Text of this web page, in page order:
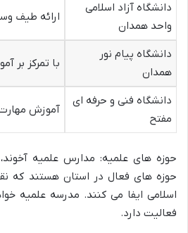
دانشگاه آزاد اسلامی
واحد همدان
ارائه طیف
دانشگاه پیام نور
همدان
با تمرکز بر
دانشگاه فنی و حرفه ای
مفتح
آموزش
حوزه های علمیه: مدارس علمیه
حوزه های فعال در استان هستند که
اسلامی ایفا می کنند. مدرسه علمیه
فعالیت دارد.